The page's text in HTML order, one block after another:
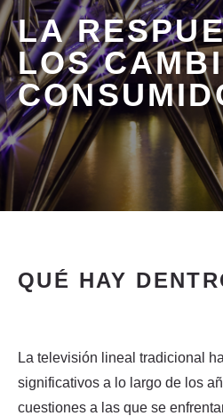
LA
LOS
QUÉ HAY
La televisión lineal tradicional
significativos a lo largo de los
cuestiones a las que se